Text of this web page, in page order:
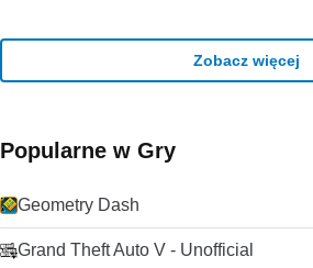
Zobacz więcej
Popularne w Gry
Geometry Dash
Grand Theft Auto V - Unofficial